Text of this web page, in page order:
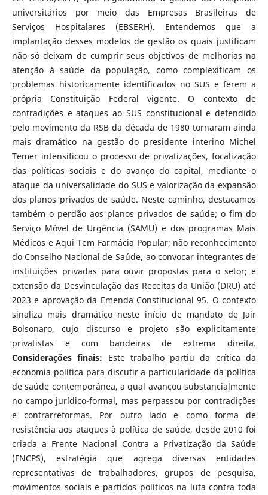
universitários por meio das Empresas Brasileiras de
Serviços Hospitalares (EBSERH). Entendemos que a
implantação desses modelos de gestão os quais justificam
não só deixam de cumprir seus objetivos de melhorias na
atenção à saúde da população, como complexificam os
problemas historicamente identificados no SUS e ferem a
própria Constituição Federal vigente. O contexto de
contradições e ataques ao SUS constitucional e defendido
pelo movimento da RSB da década de 1980 tornaram ainda
mais dramático na gestão do presidente interino Michel
Temer intensificou o processo de privatizações, focalização
das políticas sociais e do avanço do capital, mediante o
ataque da universalidade do SUS e valorização da expansão
dos planos privados de saúde. Neste caminho, destacamos
também o perdão aos planos privados de saúde; o fim do
Serviço Móvel de Urgência (SAMU) e dos programas Mais
Médicos e Aqui Tem Farmácia Popular; não reconhecimento
do Conselho Nacional de Saúde, ao convocar integrantes de
instituições privadas para ouvir propostas para o setor; e
extensão da Desvinculação das Receitas da União (DRU) até
2023 e aprovação da Emenda Constitucional 95. O contexto
sinaliza mais dramático neste início de mandato de Jair
Bolsonaro, cujo discurso e projeto são explicitamente
privatistas e com bandeiras de extrema direita.
Considerações finais: Este trabalho partiu da crítica da
economia política para discutir a particularidade da política
de saúde contemporânea, a qual avançou substancialmente
no campo jurídico-formal, mas perpassou por contradições
e contrarreformas. Por outro lado e como forma de
resistência aos ataques à política de saúde, desde 2010 foi
criada a Frente Nacional Contra a Privatização da Saúde
(FNCPS), estratégia que agrega diversas entidades
representativas de trabalhadores, grupos de pesquisa,
movimentos sociais e partidos políticos na luta contra toda